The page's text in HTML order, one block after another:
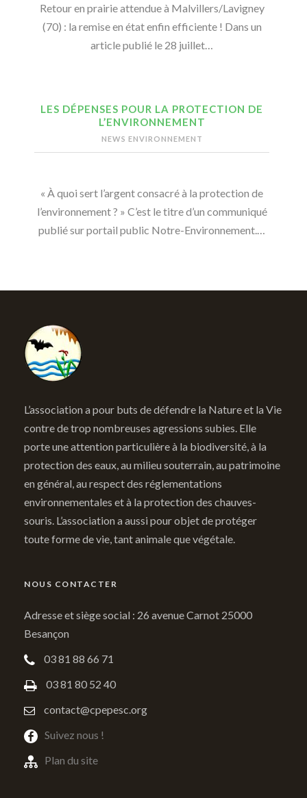
Retour en prairie attendue à Malvillers/Lavigney
(70) : la remise en état enfin efficiente ! Dans un
article publié le 28 juillet…
LES DÉPENSES POUR LA PROTECTION DE
L’ENVIRONNEMENT
NEWS ENVIRONNEMENT
« À quoi sert l’argent consacré à la protection de
l’environnement ? » C’est le titre d’un communiqué
publié sur portail public Notre-Environnement.…
L’association a pour buts de défendre la Nature et la Vie
contre de trop nombreuses agressions subies. Elle
porte une attention particulière à la biodiversité, à la
protection des eaux, au milieu souterrain, au patrimoine
en général, au respect des réglementations
environnementales et à la protection des chauves-
souris. L’association a aussi pour objet de protéger
toute forme de vie, tant animale que végétale.
NOUS CONTACTER
Adresse et siège social : 26 avenue Carnot 25000
Besançon
03 81 88 66 71
03 81 80 52 40
contact@cpepesc.org
Suivez nous !
Plan du site